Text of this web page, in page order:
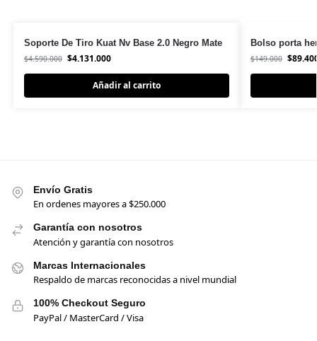
Soporte De Tiro Kuat Nv Base 2.0 Negro Mate
$4.590.000 $4.131.000
Añadir al carrito
Bolso porta
$149.000 $
Envío Gratis
En ordenes mayores a $250.000
Garantía con nosotros
Atención y garantía con nosotros
Marcas Internacionales
Respaldo de marcas reconocidas a nivel mundial
100% Checkout Seguro
PayPal / MasterCard / Visa